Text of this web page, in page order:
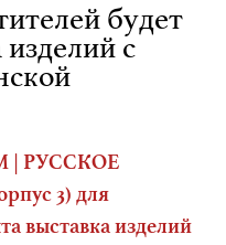
будет
с
| РУССКОЕ
3) для
выставка изделий